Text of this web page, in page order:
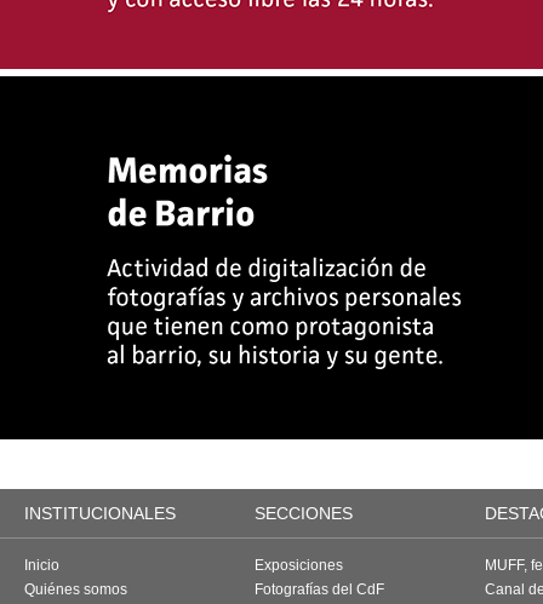
INSTITUCIONALES SECCIONES
Inicio
Quiénes somos
Exposiciones
Fotografías del CdF
MUFF,
Canal